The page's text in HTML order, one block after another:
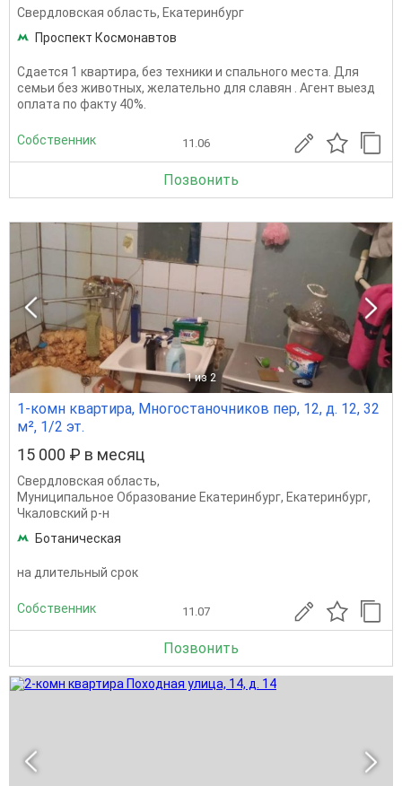
Свердловская область, Екатеринбург
Проспект Космонавтов
Сдается 1 квартира, без техники и спального места. Для
семьи без животных, желательно для славян . Агент выезд
оплата по факту 40%.
Собственник 11.06
Позвонить
1 из 2
1-комн квартира, Многостаночников пер, 12, д. 12, 32
м², 1/2 эт.
15 000 ₽ в месяц
Свердловская область,
Муниципальное Образование Екатеринбург, Екатеринбург,
Чкаловский р-н
Ботаническая
на длительный срок
Собственник 11.07
Позвонить